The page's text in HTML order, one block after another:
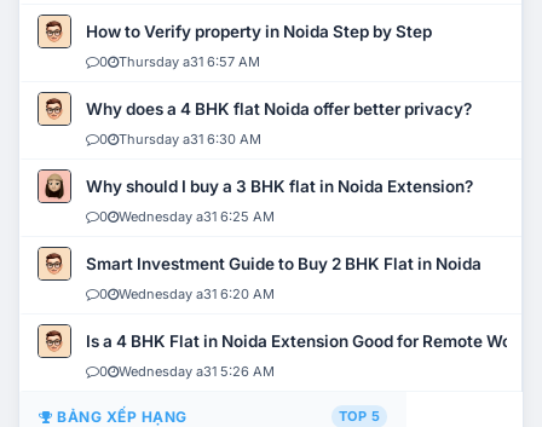
How to Verify property in Noida Step by Step
0 Thursday a31 6:57 AM
Why does a 4 BHK flat Noida offer better privacy?
0 Thursday a31 6:30 AM
Why should I buy a 3 BHK flat in Noida Extension?
0 Wednesday a31 6:25 AM
Smart Investment Guide to Buy 2 BHK Flat in Noida
0 Wednesday a31 6:20 AM
Is a 4 BHK Flat in Noida Extension Good for Remote Work?
0 Wednesday a31 5:26 AM
BẢNG XẾP HẠNG TOP 5